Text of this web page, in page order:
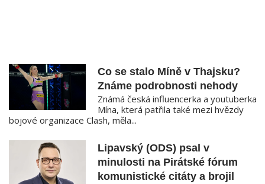
Co se stalo Míně v Thajsku?
Známe podrobnosti nehody
Známá česká influencerka a youtuberka
Mína, která patřila také mezi hvězdy
bojové organizace Clash, měla...
Lipavský (ODS) psal v
minulosti na Pirátské fórum
komunistické citáty a brojil